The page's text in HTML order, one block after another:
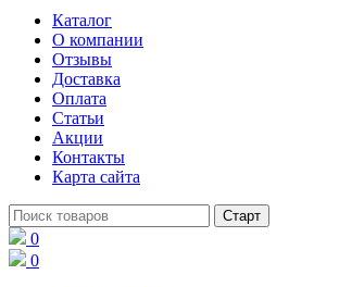
Каталог
О компании
Отзывы
Доставка
Оплата
Статьи
Акции
Контакты
Карта сайта
0
0